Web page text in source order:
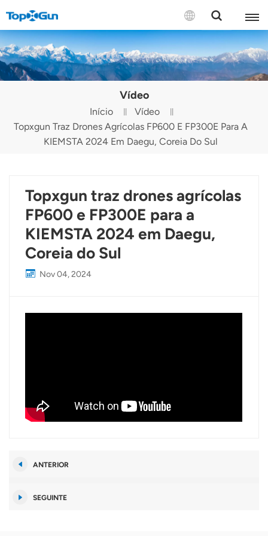
CONTACTE-NOS
English
Русский
Türkçe
Tiếng Việt
Vídeo
Início
Vídeo
Topxgun Traz Drones Agrícolas FP600 E FP300E Para A
KIEMSTA 2024 Em Daegu, Coreia Do Sul
Topxgun traz drones agrícolas
FP600 e FP300E para a
KIEMSTA 2024 em Daegu,
Coreia do Sul
Nov 04, 2024
ANTERIOR
SEGUINTE